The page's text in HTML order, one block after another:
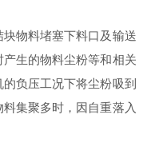
物料堵塞下料口及输送
生的物料尘粉等和相关
负压工况下将尘粉吸到
集聚多时，因自重落入